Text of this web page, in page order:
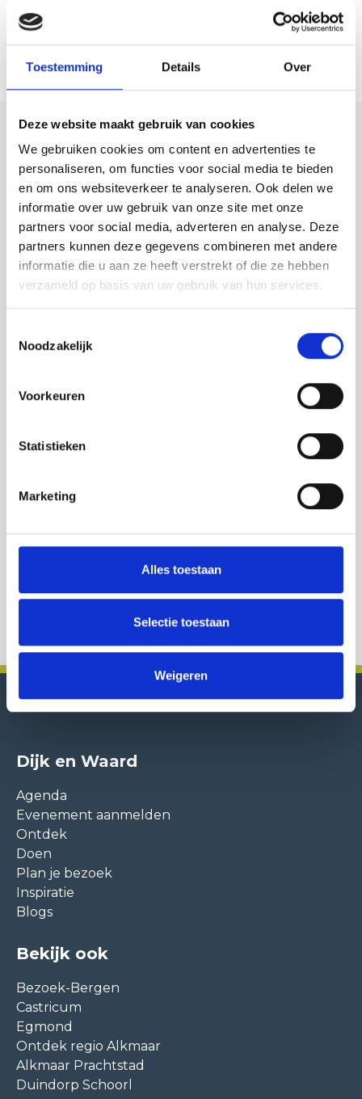
Toestemming Details Over
Deze website maakt gebruik van cookies
We gebruiken cookies om content en advertenties te
personaliseren, om functies voor social media te bieden
en om ons websiteverkeer te analyseren. Ook delen we
informatie over uw gebruik van onze site met onze
partners voor social media, adverteren en analyse. Deze
partners kunnen deze gegevens combineren met andere
informatie die u aan ze heeft verstrekt of die ze hebben
verzameld op basis van uw gebruik van hun services.
Noodzakelijk
Voorkeuren
Statistieken
Marketing
Alles toestaan
Selectie toestaan
Weigeren
de hier en elders op basis van deze databases
gepubliceerde/getoonde gegevens.
Bekijk ook eens
Ontdek de rest van de regio! Bekijk de andere
websites om te zien wat deze prachtige omgeving
nog meer te bieden heeft.
Dijk en Waard
Agenda
Evenement aanmelden
Ontdek
Doen
Plan je bezoek
Inspiratie
Blogs
Bekijk ook
Bezoek-Bergen
Castricum
Egmond
Ontdek regio Alkmaar
Alkmaar Prachtstad
Duindorp Schoorl